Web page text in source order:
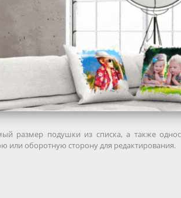
размер подушки из списка, а также
или оборотную сторону для редактирования.